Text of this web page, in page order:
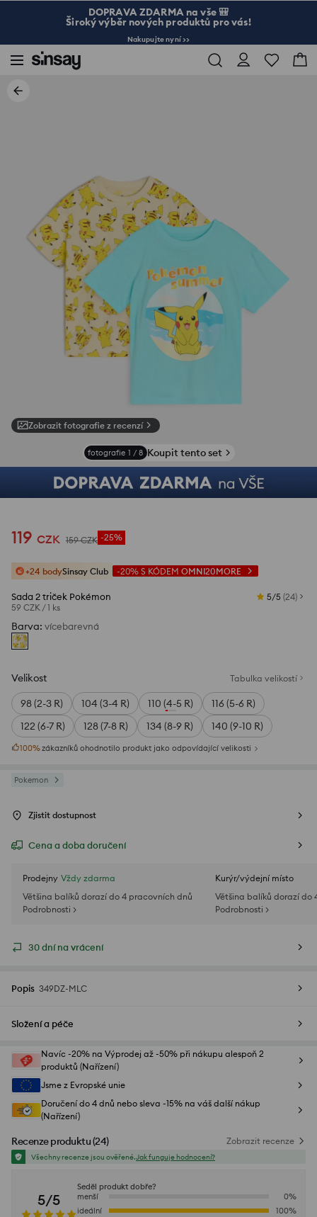
DOPRAVA ZDARMA na vše 🎒
Široký výběr nových produktů pro vás!
Nakupujte nyní >>
Zobrazit fotografie z recenzí
fotografie 1 / 8 Koupit tento set
119 CZK 159 CZK -25%
+24 bodySinsay Club -20% S KÓDEM OMNI20MORE
Sada 2 triček Pokémon
59 CZK /1 ks
5/5 (24)
Barva: vícebarevná
Velikost Tabulka velikostí
98 (2-3 R) 104 (3-4 R) 110 (4-5 R)
116 (5-6 R)
122 (6-7 R)
128 (7-8 R) 134 (8-9 R) 140 (9-10 R)
100%zákazníků ohodnotilo produkt jako odpovídající velikosti
Pokemon
Zjistit dostupnost
Cena a doba doručení
Prodejny Vždy zdarma
Většina balíků dorazí do 4 pracovních dnů
Podrobnosti >
Kurýr/výdejní místo
Většina balíků dorazí do
Podrobnosti >
30 dní na vrácení
Popis 349DZ-MLC
Složení a péče
Navíc -20% na Výprodej až -50% při nákupu alespoň 2
produktů (Nařízení)
Jsme z Evropské unie
Doručení do 4 dnů nebo sleva -15% na váš další nákup
(Nařízení)
Recenze produktu(24) Zobrazit recenze
Všechny recenze jsou ověřené.Jak funguje hodnocení?
5/5
Seděl produkt dobře?
menší
0%
ideální
100%